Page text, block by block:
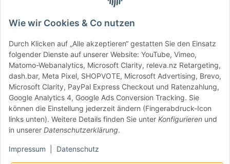
Wie wir Cookies & Co nutzen
Durch Klicken auf „Alle akzeptieren“ gestatten Sie den Einsatz
folgender Dienste auf unserer Website: YouTube, Vimeo,
Matomo-Webanalytics, Microsoft Clarity, releva.nz Retargeting,
dash.bar, Meta Pixel, SHOPVOTE, Microsoft Advertising, Brevo,
Microsoft Clarity, PayPal Express Checkout und Ratenzahlung,
Google Analytics 4, Google Ads Conversion Tracking. Sie
können die Einstellung jederzeit ändern (Fingerabdruck-Icon
links unten). Weitere Details finden Sie unter Konfigurieren und
in unserer Datenschutzerklärung.
Impressum Datenschutz
Hochwertige Verarbeitung
Hergestellt aus robusten Materialien, ist die
Gi.Metal Bürste extrem langlebig und